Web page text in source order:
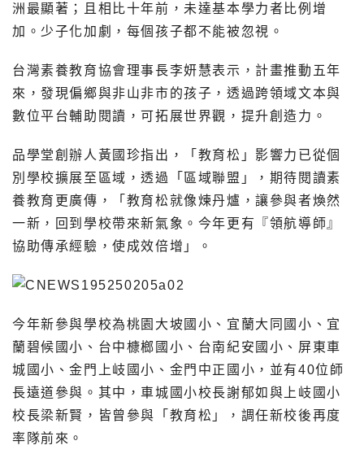
洲最顯著；且相比十年前，未達基本學力者比例增
加。少子化加劇，每個孩子都不能被忽視。
台灣素養教育協會理事長李妍慧表示，計畫推動五年
來，發現偏鄉與非山非市的孩子，透過跨領域文本與
數位平台輔助閱讀，可拓展世界觀，提升創造力。
品學堂創辦人黃國珍指出，「教育松」影響力已從個
別學校擴展至區域，透過「區域聯盟」，期待閱讀素
養教育更廣傳，「教育松就像煉丹爐，讓參與者煥然
一新，回到學校帶來新氣象。今年更有『領航導師』
協助傳承經驗，使成效倍增」。
今年新參與學校為桃園大坡國小、宜蘭大同國小、宜
蘭碧候國小、台中槺榔國小、台南紀安國小、屏東車
城國小、金門上岐國小、金門中正國小，並有40位師
長遠道參與。其中，車城國小校長謝郁如與上岐國小
校長梁新賢，皆曾參與「教育松」，調任新校後再度
率隊前來。